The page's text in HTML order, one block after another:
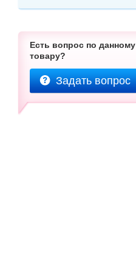
Есть вопрос по данному
товару?
Задать вопрос